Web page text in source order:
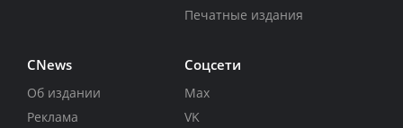
Печатные издания
CNews
Об издании
Реклама
Соцсети
Max
VK